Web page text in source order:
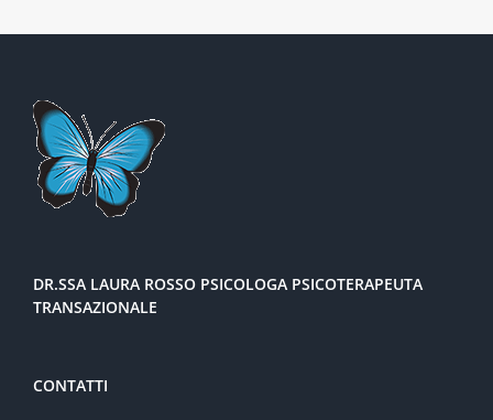
DR.SSA LAURA ROSSO PSICOLOGA PSICOTERAPEUTA
TRANSAZIONALE
CONTATTI